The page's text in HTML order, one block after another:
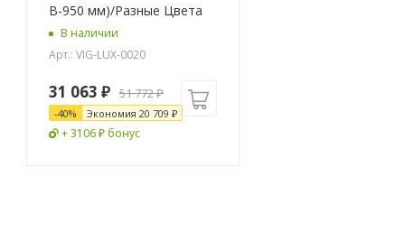
В-950 мм)/Разные Цвета
В наличии
Арт.: VIG-LUX-0020
31 063 ₽ 51 772₽
-40% Экономия 20 709 ₽
+ 3106 ₽ бонус